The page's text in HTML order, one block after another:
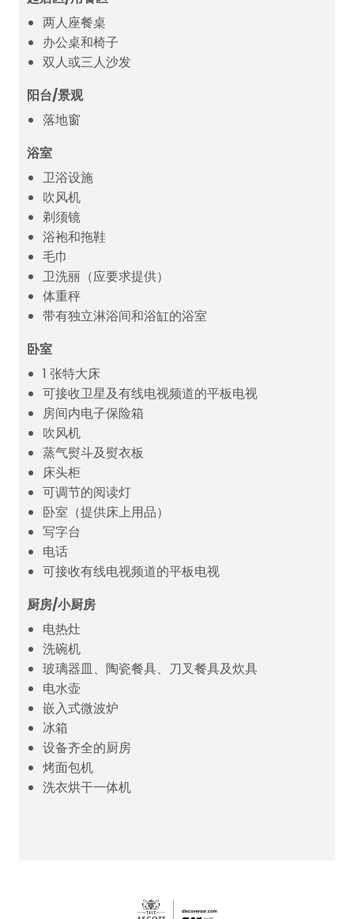
两人座餐桌
办公桌和椅子
双人或三人沙发
阳台/景观
落地窗
浴室
卫浴设施
吹风机
剃须镜
浴袍和拖鞋
毛巾
卫洗丽（应要求提供）
体重秤
带有独立淋浴间和浴缸的浴室
卧室
1 张特大床
可接收卫星及有线电视频道的平板电视
房间内电子保险箱
吹风机
蒸气熨斗及熨衣板
床头柜
可调节的阅读灯
卧室（提供床上用品）
写字台
电话
可接收有线电视频道的平板电视
厨房/小厨房
电热灶
洗碗机
玻璃器皿、陶瓷餐具、刀叉餐具及炊具
电水壶
嵌入式微波炉
冰箱
设备齐全的厨房
烤面包机
洗衣烘干一体机